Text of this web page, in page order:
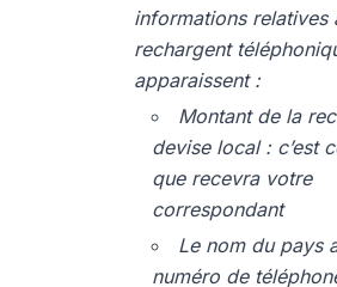
informations relatives
rechargent
apparaissent :
Montant de la
devise local : c’est
que recevra votre
correspondant
Le nom du pays
numéro de